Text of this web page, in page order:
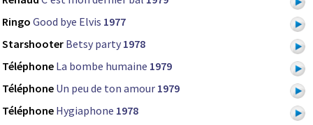
Ringo Good bye Elvis 1977
Starshooter Betsy party 1978
Téléphone La bombe humaine 1979
Téléphone Un peu de ton amour 1979
Téléphone Hygiaphone 1978